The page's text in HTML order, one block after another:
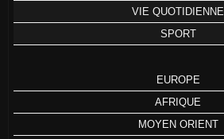
VIE QUOTIDIENNE
SPORT
EUROPE
AFRIQUE
MOYEN ORIENT